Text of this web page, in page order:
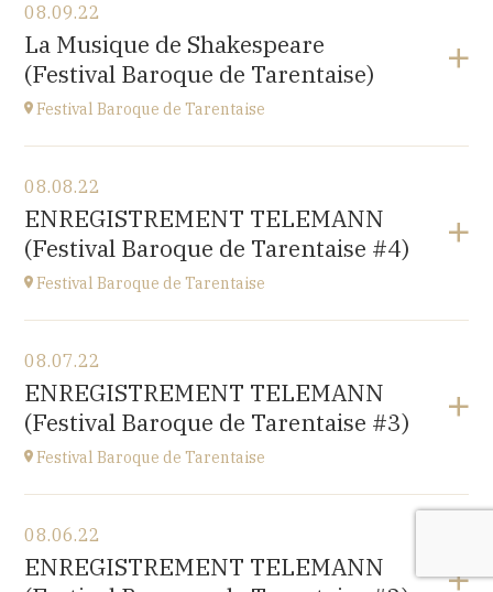
Esplanade Léopold-Robert 1 CH-2000 Neuchâtel
at20:15
08.09.22
La Musique de Shakespeare
(Festival Baroque de Tarentaise)
Festival Baroque de Tarentaise
Savoie
at21H00
08.08.22
ENREGISTREMENT TELEMANN
(Festival Baroque de Tarentaise #4)
Festival Baroque de Tarentaise
Savoie
at10H
08.07.22
ENREGISTREMENT TELEMANN
(Festival Baroque de Tarentaise #3)
Festival Baroque de Tarentaise
Savoie
at10H
08.06.22
ENREGISTREMENT TELEMANN